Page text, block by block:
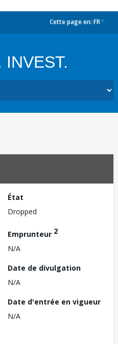
Cette page en: FR
INVEST.
État
Dropped
Emprunteur 2
N/A
Date de divulgation
N/A
Date d'entrée en vigueur
N/A